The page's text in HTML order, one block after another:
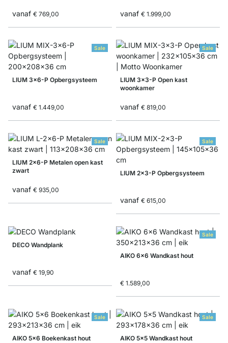
vanaf € 769,00 vanaf € 1.999,00
Sale
LIUM 3x6-P Opbergsysteem
vanaf € 1.449,00
Sale
LIUM 3x3-P Open kast
woonkamer
vanaf € 819,00
Sale
LIUM 2x6-P Metalen open kast
zwart
vanaf € 935,00
Sale
LIUM 2x3-P Opbergsysteem
vanaf € 615,00
DECO Wandplank
vanaf € 19,90
Sale
AIKO 6x6 Wandkast hout
€ 1.589,00
Sale
AIKO 5x6 Boekenkast hout
Sale
AIKO 5x5 Wandkast hout